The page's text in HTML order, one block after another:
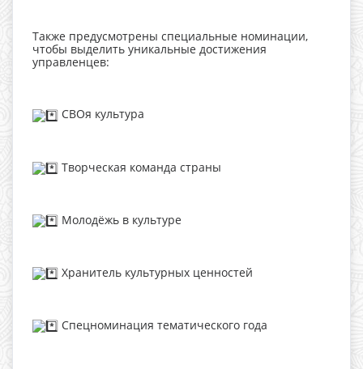
Также предусмотрены специальные номинации,
чтобы выделить уникальные достижения
управленцев:
СВОя культура
Творческая команда страны
Молодёжь в культуре
Хранитель культурных ценностей
Спецноминация тематического года